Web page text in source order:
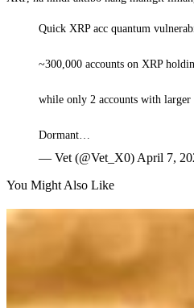
Quick XRP acc quantum
~300,000 accounts on XRP
while only 2 accounts with
Dormant…
— Vet (@Vet_X0) April 7,
You Might Also Like